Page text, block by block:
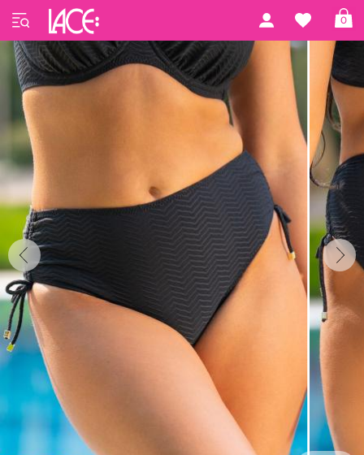
0
Forside LACE Swim